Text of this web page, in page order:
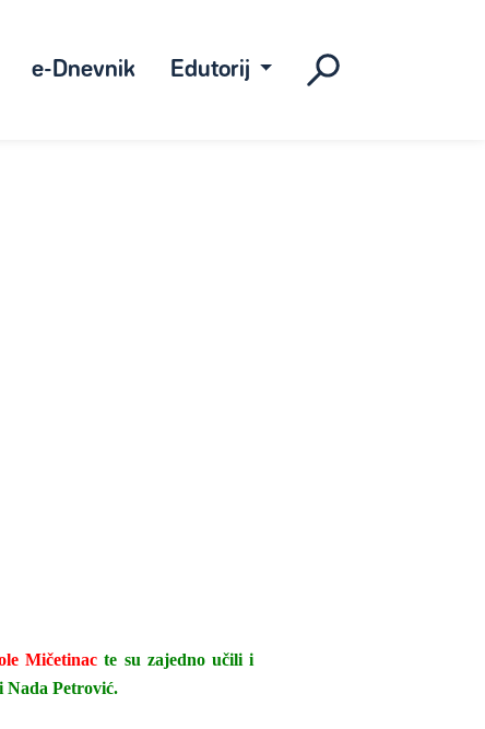
e-Dnevnik Edutorij
Mičetinacte su zajedno učili i
Nada Petrović.